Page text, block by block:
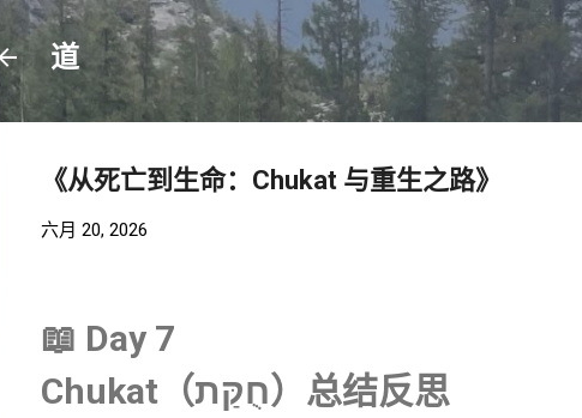
跳至主要内容
道
《从死亡到生命：Chukat 与重生之路》
六月 20, 2026
📖 Day 7
Chukat（חֻקַּת）总结反思